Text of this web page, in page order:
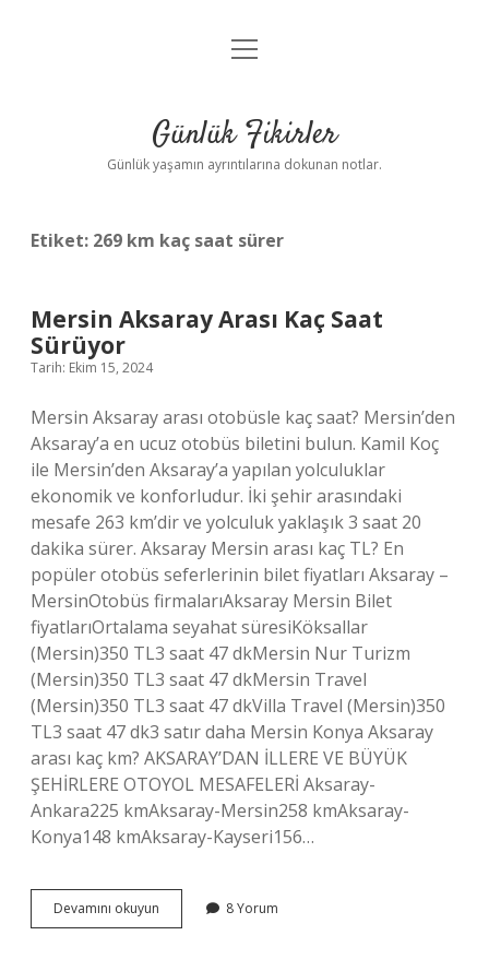
Anasayfa
Yasal Uyarı
menüyü
Günlük Fikirler
Günlük yaşamın ayrıntılarına dokunan notlar.
Etiket: 269 km kaç saat sürer
Mersin Aksaray Arası Kaç Saat
Sürüyor
Tarih: Ekim 15, 2024
Mersin Aksaray arası otobüsle kaç saat? Mersin’den
Aksaray’a en ucuz otobüs biletini bulun. Kamil Koç
ile Mersin’den Aksaray’a yapılan yolculuklar
ekonomik ve konforludur. İki şehir arasındaki
mesafe 263 km’dir ve yolculuk yaklaşık 3 saat 20
dakika sürer. Aksaray Mersin arası kaç TL? En
popüler otobüs seferlerinin bilet fiyatları Aksaray –
MersinOtobüs firmalarıAksaray Mersin Bilet
fiyatlarıOrtalama seyahat süresiKöksallar
(Mersin)350 TL3 saat 47 dkMersin Nur Turizm
(Mersin)350 TL3 saat 47 dkMersin Travel
(Mersin)350 TL3 saat 47 dkVilla Travel (Mersin)350
TL3 saat 47 dk3 satır daha Mersin Konya Aksaray
arası kaç km? AKSARAY’DAN İLLERE VE BÜYÜK
ŞEHİRLERE OTOYOL MESAFELERİ Aksaray-
Ankara225 kmAksaray-Mersin258 kmAksaray-
Konya148 kmAksaray-Kayseri156…
Devamını okuyun
Aksaray
8 Yorum